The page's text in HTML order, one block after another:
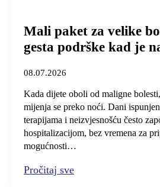
Mali paket za velike
gesta podrške kad je
08.07.2026
Kada dijete oboli od maligne
mijenja se preko noći. Dani
terapijama i neizvjesnošću često
hospitalizacijom, bez vremena za
mogućnosti…
Pročitaj sve